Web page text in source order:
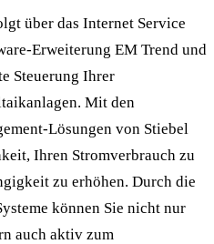
über das Internet Service
Erweiterung EM Trend und
Steuerung Ihrer
Mit den
Lösungen von Stiebel
Ihren Stromverbrauch zu
zu erhöhen. Durch die
können Sie nicht nur
auch aktiv zum